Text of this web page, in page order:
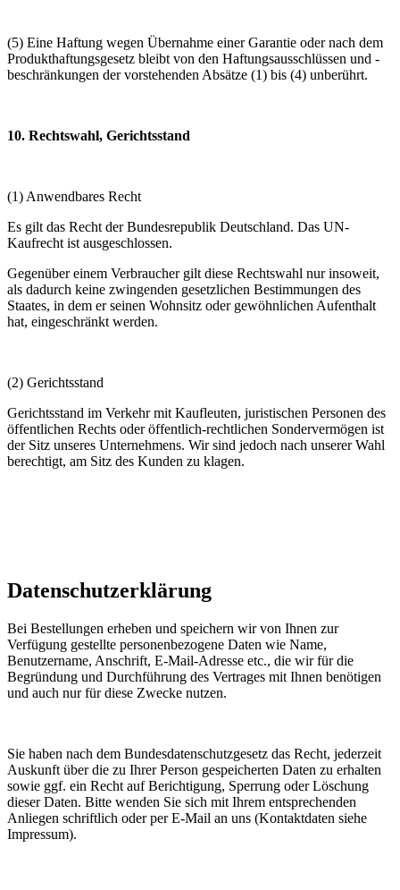
(5) Eine Haftung wegen Übernahme einer Garantie oder nach dem
Produkthaftungsgesetz bleibt von den Haftungsausschlüssen und -
beschränkungen der vorstehenden Absätze (1) bis (4) unberührt.
10. Rechtswahl, Gerichtsstand
(1) Anwendbares Recht
Es gilt das Recht der Bundesrepublik Deutschland. Das UN-
Kaufrecht ist ausgeschlossen.
Gegenüber einem Verbraucher gilt diese Rechtswahl nur insoweit,
als dadurch keine zwingenden gesetzlichen Bestimmungen des
Staates, in dem er seinen Wohnsitz oder gewöhnlichen Aufenthalt
hat, eingeschränkt werden.
(2) Gerichtsstand
Gerichtsstand im Verkehr mit Kaufleuten, juristischen Personen des
öffentlichen Rechts oder öffentlich-rechtlichen Sondervermögen ist
der Sitz unseres Unternehmens. Wir sind jedoch nach unserer Wahl
berechtigt, am Sitz des Kunden zu klagen.
Datenschutzerklärung
Bei Bestellungen erheben und speichern wir von Ihnen zur
Verfügung gestellte personenbezogene Daten wie Name,
Benutzername, Anschrift, E-Mail-Adresse etc., die wir für die
Begründung und Durchführung des Vertrages mit Ihnen benötigen
und auch nur für diese Zwecke nutzen.
Sie haben nach dem Bundesdatenschutzgesetz das Recht, jederzeit
Auskunft über die zu Ihrer Person gespeicherten Daten zu erhalten
sowie ggf. ein Recht auf Berichtigung, Sperrung oder Löschung
dieser Daten. Bitte wenden Sie sich mit Ihrem entsprechenden
Anliegen schriftlich oder per E-Mail an uns (Kontaktdaten siehe
Impressum).